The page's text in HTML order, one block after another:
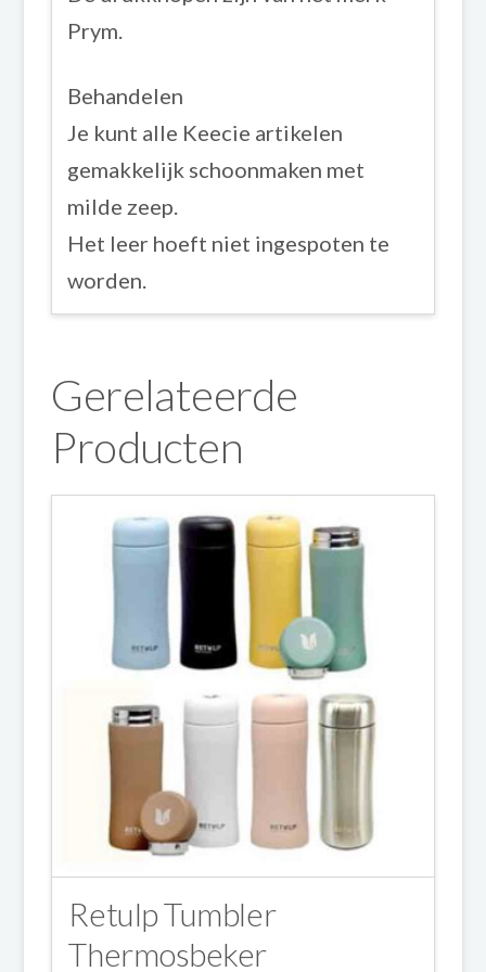
Prym.
Behandelen
Je kunt alle Keecie artikelen
gemakkelijk schoonmaken met
milde zeep.
Het leer hoeft niet ingespoten te
worden.
Gerelateerde
Producten
Retulp Tumbler
Thermosbeker